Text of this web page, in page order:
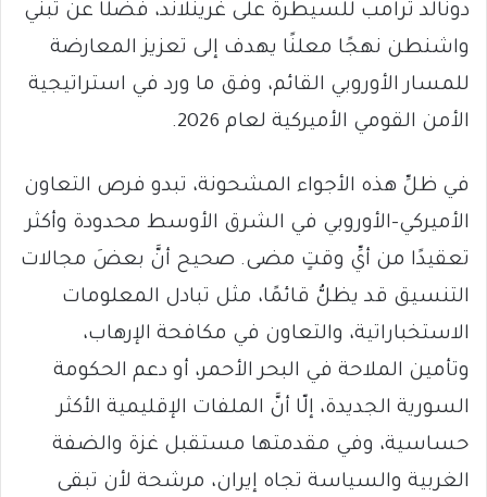
دونالد ترامب للسيطرة على غرينلاند، فضلًا عن تبنّي
واشنطن نهجًا معلنًا يهدف إلى تعزيز المعارضة
للمسار الأوروبي القائم، وفق ما ورد في استراتيجية
الأمن القومي الأميركية لعام 2026.
في ظلِّ هذه الأجواء المشحونة، تبدو فرص التعاون
الأميركي-الأوروبي في الشرق الأوسط محدودة وأكثر
تعقيدًا من أيِّ وقتٍ مضى. صحيح أنَّ بعضَ مجالات
التنسيق قد يظلُّ قائمًا، مثل تبادل المعلومات
الاستخباراتية، والتعاون في مكافحة الإرهاب،
وتأمين الملاحة في البحر الأحمر، أو دعم الحكومة
السورية الجديدة، إلّا أنَّ الملفات الإقليمية الأكثر
حساسية، وفي مقدمتها مستقبل غزة والضفة
الغربية والسياسة تجاه إيران، مرشحة لأن تبقى